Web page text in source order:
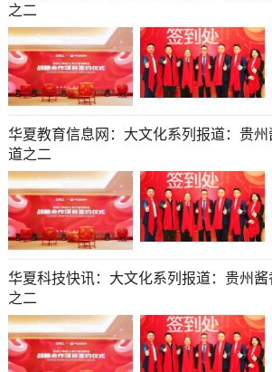
之二
华夏教育信息网：大文化系列报道：贵
道之二
华夏科技快讯：大文化系列报道：贵州
之二